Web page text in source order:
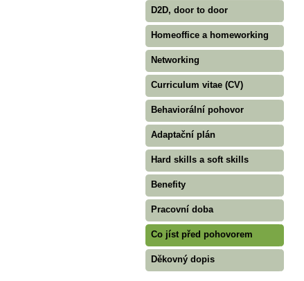
D2D, door to door
Homeoffice a homeworking
Networking
Curriculum vitae (CV)
Behaviorální pohovor
Adaptační plán
Hard skills a soft skills
Benefity
Pracovní doba
Co jíst před pohovorem
Děkovný dopis